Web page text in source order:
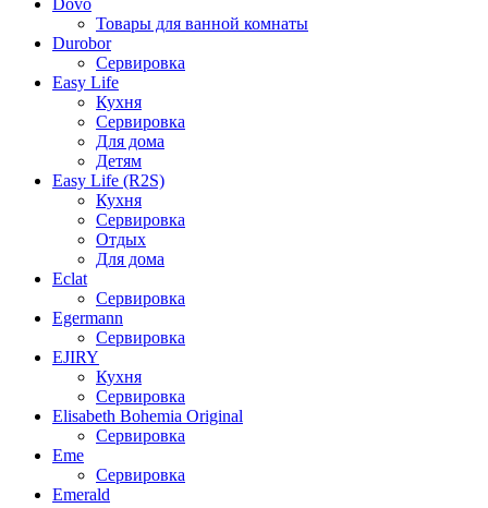
Dovo
Товары для ванной комнаты
Durobor
Сервировка
Easy Life
Кухня
Сервировка
Для дома
Детям
Easy Life (R2S)
Кухня
Сервировка
Отдых
Для дома
Eclat
Сервировка
Egermann
Сервировка
EJIRY
Кухня
Сервировка
Elisabeth Bohemia Original
Сервировка
Eme
Сервировка
Emerald